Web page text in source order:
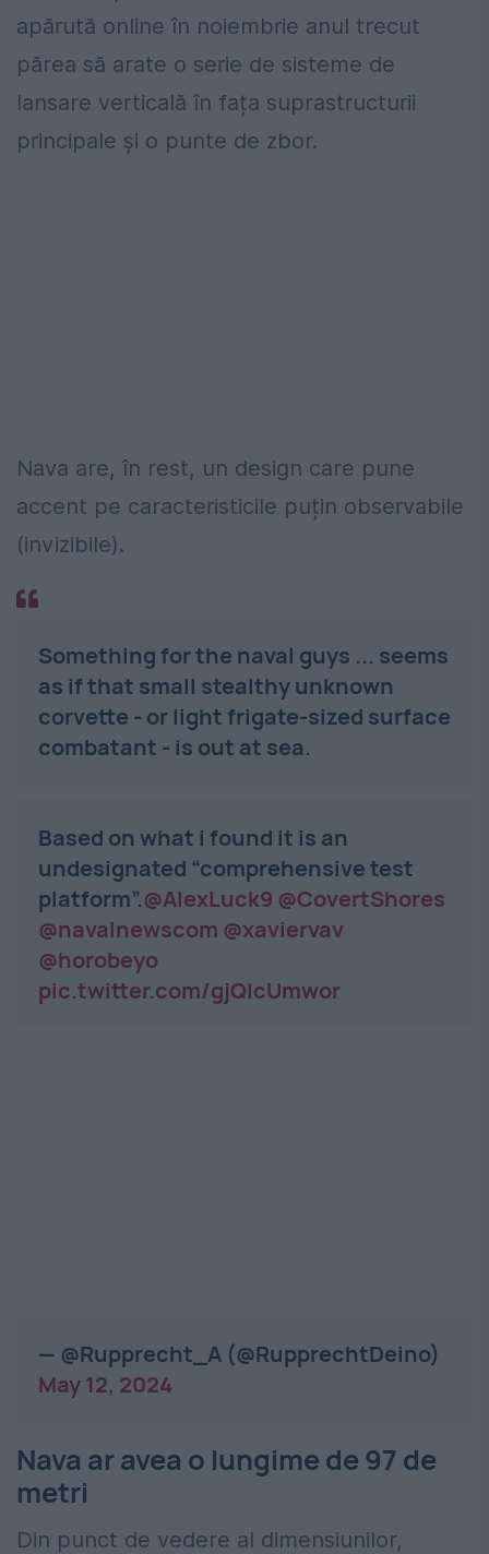
apărută online în noiembrie anul trecut
părea să arate o serie de sisteme de
lansare verticală în fața suprastructurii
principale și o punte de zbor.
Nava are, în rest, un design care pune
accent pe caracteristicile puțin observabile
(invizibile).
Something for the naval guys ... seems
as if that small stealthy unknown
corvette - or light frigate-sized surface
combatant - is out at sea.
Based on what i found it is an
undesignated “comprehensive test
platform”.@AlexLuck9 @CovertShores
@navalnewscom @xaviervav
@horobeyo
pic.twitter.com/gjQIcUmwor
— @Rupprecht_A (@RupprechtDeino)
May 12, 2024
Nava ar avea o lungime de 97 de
metri
Din punct de vedere al dimensiunilor,